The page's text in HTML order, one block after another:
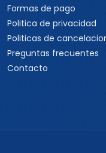
Formas de pago
Politica de privacidad
Politicas de
Preguntas frecuentes
Contacto